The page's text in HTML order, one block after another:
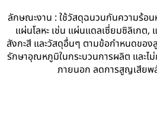
ลักษณะงาน : ใช้วัสดุฉนวนกันความร้อ
แผ่นโลหะ เช่น แผ่นแดลเซี่ยมซิลิเกต,
สังกะสี และวัสดุอื่นๆ ตามข้อกำหนดขอ
รักษาอุณหภูมิในกระบวนการผลิต และไ
ภายนอก ลดการสูญเสียพ